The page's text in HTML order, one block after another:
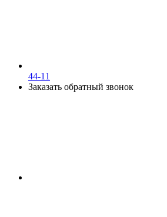
44-11
Заказать обратный звонок